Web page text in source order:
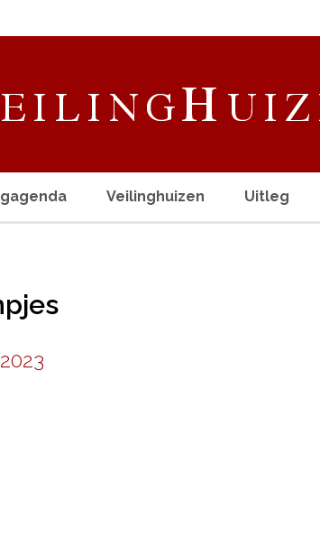
Veilinghuizen Uitleg